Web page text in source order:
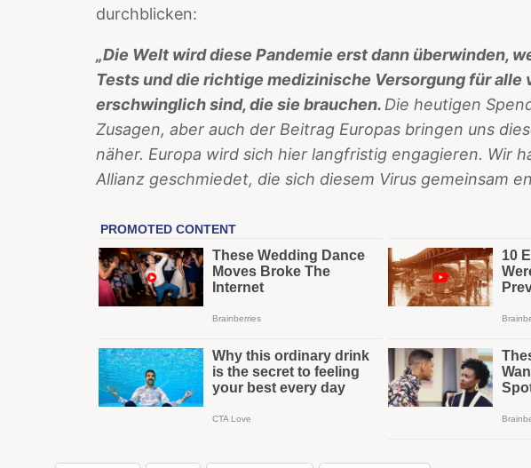
durchblicken:
„Die Welt wird diese Pandemie erst dann überwinden,
Tests und die richtige medizinische Versorgung für alle
erschwinglich sind, die sie brauchen. Die heutigen
Zusagen, aber auch der Beitrag Europas bringen uns
näher. Europa wird sich hier langfristig engagieren. Wir
Allianz geschmiedet, die sich diesem Virus gemeinsam